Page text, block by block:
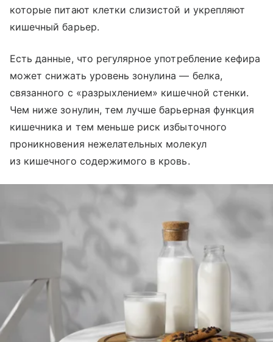
которые питают клетки слизистой и укрепляют
кишечный барьер.
Есть данные, что регулярное употребление кефира
может снижать уровень зонулина — белка,
связанного с «разрыхлением» кишечной стенки.
Чем ниже зонулин, тем лучше барьерная функция
кишечника и тем меньше риск избыточного
проникновения нежелательных молекул
из кишечного содержимого в кровь.